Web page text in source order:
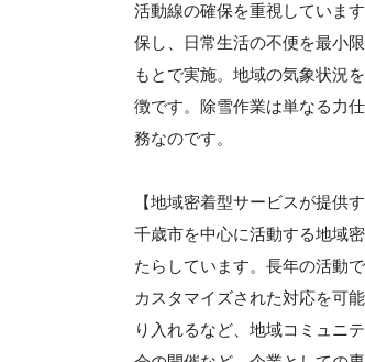
活動線の確保を重視していま
保し、日常生活の不便を最小
もとで実施。地域の気象状況
徴です。除雪作業は単なる力
務なのです。
【地域密着型サービスが提供
千歳市を中心に活動する地域
たらしています。長年の活動
カスタマイズされた対応を可
り入れるなど、地域コミュニ